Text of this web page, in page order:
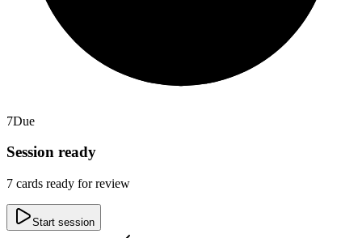
7Due
Session ready
7 cards ready for review
Start session